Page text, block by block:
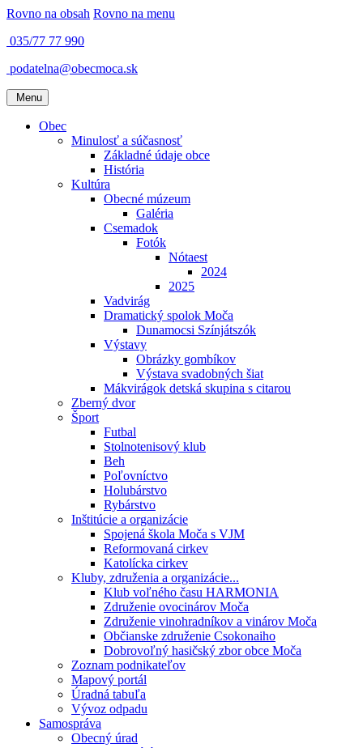
Rovno na obsah Rovno na menu
035/77 77 990
podatelna@obecmoca.sk
Menu
Obec
Minulosť a súčasnosť
Základné údaje obce
História
Kultúra
Obecné múzeum
Galéria
Csemadok
Fotók
Nótaest
2024
2025
Vadvirág
Dramatický spolok Moča
Dunamocsi Színjátszók
Výstavy
Obrázky gombíkov
Výstava svadobných šiat
Mákvirágok detská skupina s citarou
Zberný dvor
Šport
Futbal
Stolnotenisový klub
Beh
Poľovníctvo
Holubárstvo
Rybárstvo
Inštitúcie a organizácie
Spojená škola Moča s VJM
Reformovaná cirkev
Katolícka cirkev
Kluby, združenia a organizácie...
Klub voľného času HARMONIA
Združenie ovocinárov Moča
Združenie vinohradníkov a vinárov Moča
Občianske združenie Csokonaiho
Dobrovoľný hasičský zbor obce Moča
Zoznam podnikateľov
Mapový portál
Úradná tabuľa
Vývoz odpadu
Samospráva
Obecný úrad